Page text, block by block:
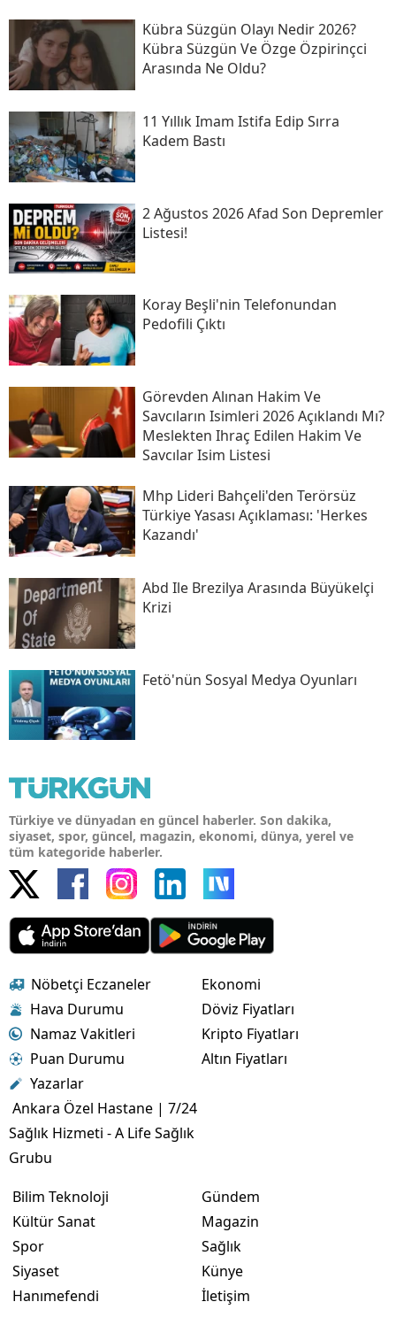
Kübra Süzgün Olayı Nedir 2026?
Kübra Süzgün Ve Özge Özpirinçci
Arasında Ne Oldu?
11 Yıllık Imam Istifa Edip Sırra
Kadem Bastı
2 Ağustos 2026 Afad Son Depremler
Listesi!
Koray Beşli'nin Telefonundan
Pedofili Çıktı
Görevden Alınan Hakim Ve
Savcıların Isimleri 2026 Açıklandı Mı?
Meslekten Ihraç Edilen Hakim Ve
Savcılar Isim Listesi
Mhp Lideri Bahçeli'den Terörsüz
Türkiye Yasası Açıklaması: 'herkes
Kazandı'
Abd Ile Brezilya Arasında Büyükelçi
Krizi
Fetö'nün Sosyal Medya Oyunları
Türkiye ve dünyadan en güncel haberler. Son dakika,
siyaset, spor, güncel, magazin, ekonomi, dünya, yerel ve
tüm kategoride haberler.
Nöbetçi Eczaneler
Hava Durumu
Namaz Vakitleri
Puan Durumu
Yazarlar
Ankara Özel Hastane | 7/24
Sağlık Hizmeti - A Life Sağlık
Grubu
Ekonomi
Döviz Fiyatları
Kripto Fiyatları
Altın Fiyatları
Bilim Teknoloji
Kültür Sanat
Spor
Siyaset
Hanımefendi
Gündem
Magazin
Sağlık
Künye
İletişim